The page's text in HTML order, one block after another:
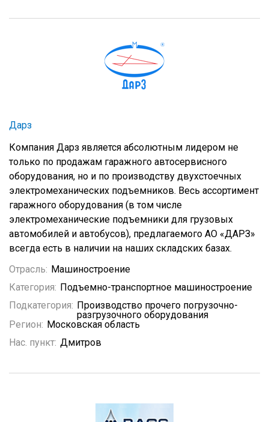
Дарз
Компания Дарз является абсолютным лидером не
только по продажам гаражного автосервисного
оборудования, но и по производству двухстоечных
электромеханических подъемников. Весь ассортимент
гаражного оборудования (в том числе
электромеханические подъемники для грузовых
автомобилей и автобусов), предлагаемого АО «ДАРЗ»
всегда есть в наличии на наших складских базах.
Отрасль: Машиностроение
Категория: Подъемно-транспортное машиностроение
Подкатегория: Производство прочего погрузочно-
разгрузочного оборудования
Регион: Московская область
Нас. пункт: Дмитров